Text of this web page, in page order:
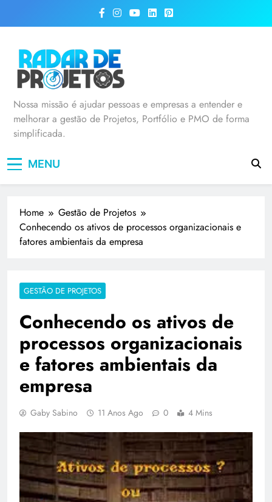
Radar de Projetos
Nossa missão é ajudar pessoas e empresas a entender e
melhorar a gestão de Projetos, Portfólio e PMO de forma
simplificada.
MENU
Home
Gestão de Projetos
Conhecendo os ativos de processos organizacionais e
fatores ambientais da empresa
GESTÃO DE PROJETOS
Conhecendo os ativos de
processos organizacionais
e fatores ambientais da
empresa
Gaby Sabino 11 Anos Ago 0 4 Mins